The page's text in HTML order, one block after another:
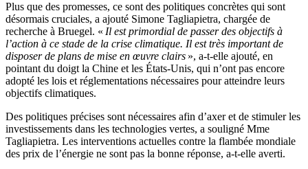
Plus que des promesses, ce sont des politiques concrètes qui sont
désormais cruciales, a ajouté Simone Tagliapietra, chargée de
recherche à Bruegel. « Il est primordial de passer des objectifs à
l’action à ce stade de la crise climatique. Il est très important de
disposer de plans de mise en œuvre clairs », a-t-elle ajouté, en
pointant du doigt la Chine et les États-Unis, qui n’ont pas encore
adopté les lois et réglementations nécessaires pour atteindre leurs
objectifs climatiques.
Des politiques précises sont nécessaires afin d’axer et de stimuler les
investissements dans les technologies vertes, a souligné Mme
Tagliapietra. Les interventions actuelles contre la flambée mondiale
des prix de l’énergie ne sont pas la bonne réponse, a-t-elle averti.